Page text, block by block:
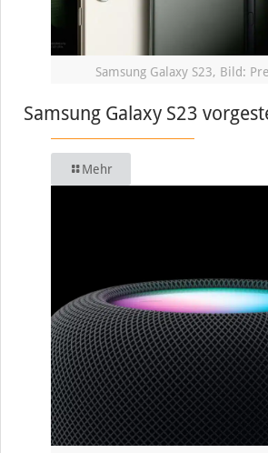
Samsung Galaxy S23, Bild:
Samsung Galaxy S23
Mehr